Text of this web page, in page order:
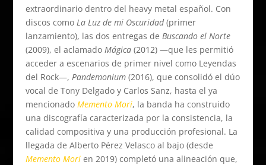
extraordinario dentro del heavy metal español. Con
discos como La Luz de mi Oscuridad(primer
lanzamiento), las dos entregas de Buscando el Norte
(2009), el aclamado Mágica(2012) —que les permitió
acceder a escenarios de primer nivel como Leyendas
del Rock—, Pandemonium(2016), que consolidó el dúo
vocal de Tony Delgado y Carlos Sanz, hasta el ya
mencionado Memento Mori, la banda ha construido
una discografía caracterizada por la consistencia, la
calidad compositiva y una producción profesional. La
llegada de Alberto Pérez Velasco al bajo (desde
Memento Morien 2019) completó una alineación que,